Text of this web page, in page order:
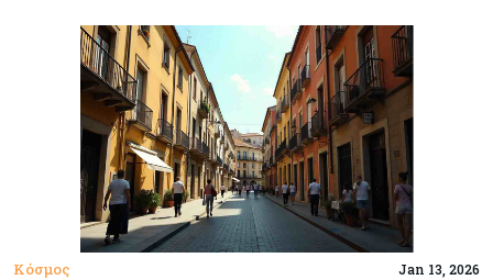
Κόσμος Jan 13, 2026